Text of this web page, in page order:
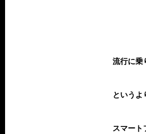
流行に乗
というよ
スマート